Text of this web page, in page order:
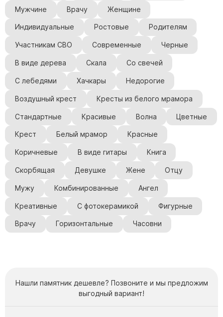
Мужчине Врачу Женщине
Индивидуальные Ростовые Родителям
Участникам СВО Современные Черные
В виде дерева Скала Со свечей
С лебедями Хачкары Недорогие
Воздушный крест Кресты из белого мрамора
Стандартные Красивые Волна Цветные
Крест Белый мрамор Красные
Коричневые В виде гитары Книга
Скорбящая Девушке Жене Отцу
Мужу Комбинированные Ангел
Креативные С фотокерамикой Фигурные
Врачу Горизонтальные Часовни
Нашли памятник дешевле? Позвоните и мы предложим
выгодный вариант!